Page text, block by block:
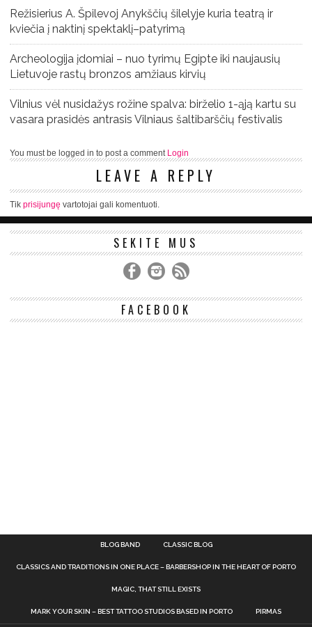
Režisierius A. Špilevoj Anykščių šilelyje kuria teatrą ir
kviečia į naktinį spektaklį–patyrimą
Archeologija įdomiai – nuo tyrimų Egipte iki naujausių
Lietuvoje rastų bronzos amžiaus kirvių
Vilnius vėl nusidažys rožine spalva: birželio 1-ąją kartu su
vasara prasidės antrasis Vilniaus šaltibarščių festivalis
You must be logged in to post a comment Login
LEAVE A REPLY
Tik prisijungę vartotojai gali komentuoti.
SEKITE MUS
FACEBOOK
BLOG BAND CLASSIC BLOG
CLASSICS AND TRADITIONS IN ONE PLACE – BARBERSHOP IN THE HEART OF PORTO
MAGIC, THAT STILL EXISTS
MARK YOUR SKIN – BEST TATTOO STUDIOS BASED IN PORTO PIRMAS